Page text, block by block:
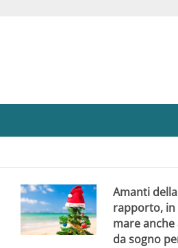
Amanti
rapporto, in
mare
da sogno